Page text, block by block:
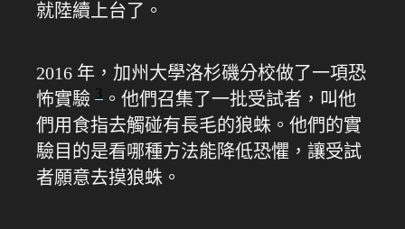
就陸續上台了。
2016 年，加州大學洛杉磯分校做了一項恐
怖實驗 3 。他們召集了一批受試者，叫他
們用食指去觸碰有長毛的狼蛛。他們的實
驗目的是看哪種方法能降低恐懼，讓受試
者願意去摸狼蛛。